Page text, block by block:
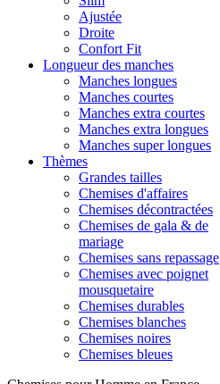
Ajustée
Droite
Confort Fit
Longueur des manches
Manches longues
Manches courtes
Manches extra courtes
Manches extra longues
Manches super longues
Thèmes
Grandes tailles
Chemises d'affaires
Chemises décontractées
Chemises de gala & de
mariage
Chemises sans repassage
Chemises avec poignet
mousquetaire
Chemises durables
Chemises blanches
Chemises noires
Chemises bleues